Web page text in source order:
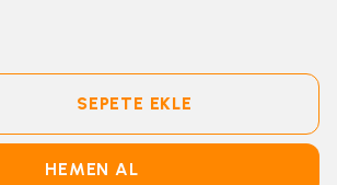
SEPETE EKLE
HEMEN AL